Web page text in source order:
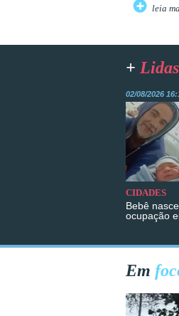
leia
+ Lidas
02/08/2026
CIDADES
Bebê
ocupação
Em